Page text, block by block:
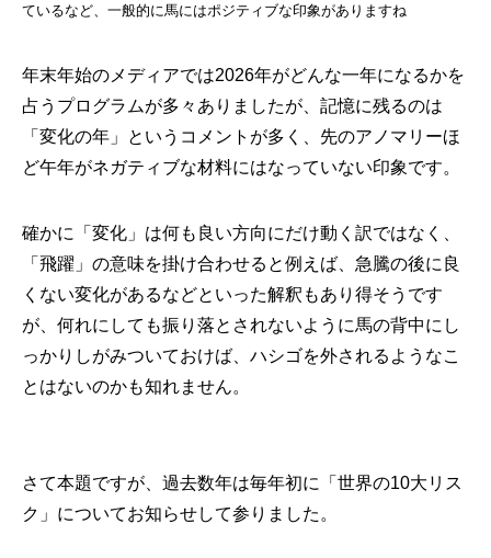
ているなど、一般的に馬にはポジティブな印象がありますね
年末年始のメディアでは2026年がどんな一年になるかを
占うプログラムが多々ありましたが、記憶に残るのは
「変化の年」というコメントが多く、先のアノマリーほ
ど午年がネガティブな材料にはなっていない印象です。
確かに「変化」は何も良い方向にだけ動く訳ではなく、
「飛躍」の意味を掛け合わせると例えば、急騰の後に良
くない変化があるなどといった解釈もあり得そうです
が、何れにしても振り落とされないように馬の背中にし
っかりしがみついておけば、ハシゴを外されるようなこ
とはないのかも知れません。
さて本題ですが、過去数年は毎年初に「世界の10大リス
ク」についてお知らせして参りました。